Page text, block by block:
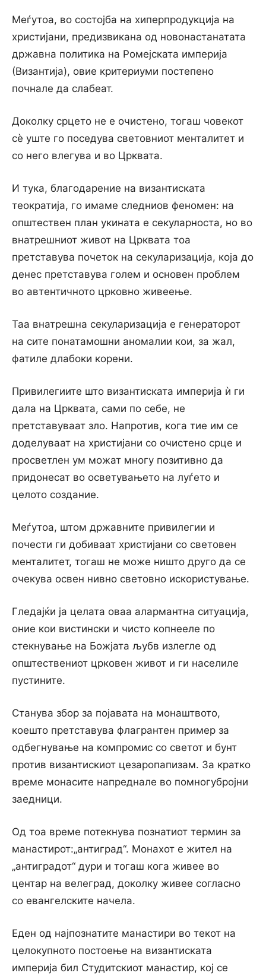
Меѓутоа, во состојба на хиперпродукција на
христијани, предизвикана од новонастанатата
државна политика на Ромејската империја
(Византија), овие критериуми постепено
почнале да слабеат.
Доколку срцето не е очистено, тогаш човекот
сѐ уште го поседува световниот менталитет и
со него влегува и во Црквата.
И тука, благодарение на византиската
теократија, го имаме следниов феномен: на
општествен план укината е секуларноста, но во
внатрешниот живот на Црквата тоа
претставува почеток на секуларизација, која до
денес претставува голем и основен проблем
во автентичното црковно живеење.
Таа внатрешна секуларизација е генераторот
на сите понатамошни аномалии кои, за жал,
фатиле длабоки корени.
Привилегиите што византиската империја ѝ ги
дала на Црквата, сами по себе, не
претставуваат зло. Напротив, кога тие им се
доделуваат на христијани со очистено срце и
просветлен ум можат многу позитивно да
придонесат во осветувањето на луѓето и
целото создание.
Меѓутоа, штом државните привилегии и
почести ги добиваат христијани со световен
менталитет, тогаш не може ништо друго да се
очекува освен нивно световно искористување.
Гледајќи ја целата оваа алармантна ситуација,
оние кои вистински и чисто копнееле по
стекнување на Божјата љубв излегле од
општествениот црковен живот и ги населиле
пустините.
Станува збор за појавата на монаштвото,
коешто претставува флагрантен пример за
одбегнување на компромис со светот и бунт
против византискиот цезаропапизам. За кратко
време монасите напреднале во помногубројни
заедници.
Од тоа време потекнува познатиот термин за
манастирот:„антиград“. Монахот е жител на
„антиградот“ дури и тогаш кога живее во
центар на велеград, доколку живее согласно
со евангелските начела.
Еден од најпознатите манастири во текот на
целокупното постоење на византиската
империја бил Студитскиот манастир, кој се